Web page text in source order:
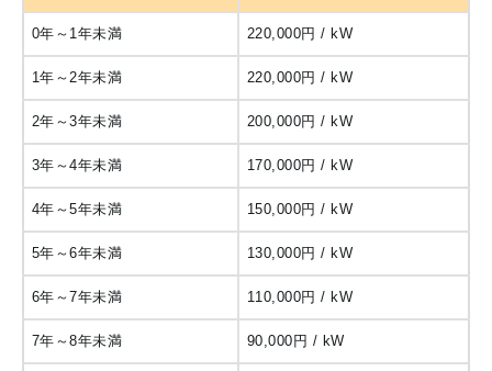
0年～1年未満 220,000円 / kW
1年～2年未満 220,000円 / kW
2年～3年未満 200,000円 / kW
3年～4年未満 170,000円 / kW
4年～5年未満 150,000円 / kW
5年～6年未満 130,000円 / kW
6年～7年未満 110,000円 / kW
7年～8年未満 90,000円 / kW